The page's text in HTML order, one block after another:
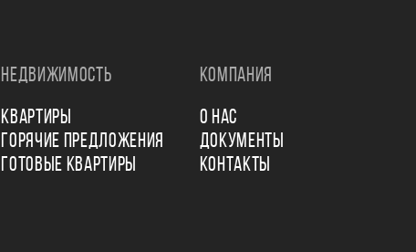
НЕДВИЖИМОСТЬ
КВАРТИРЫ
ГОРЯЧИЕ ПРЕДЛОЖЕНИЯ
ГОТОВЫЕ КВАРТИРЫ
КОМПАНИЯ
О НАС
ДОКУМЕНТЫ
КОНТАКТЫ